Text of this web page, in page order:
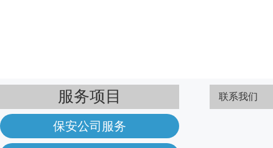
服务项目
保安公司服务
联系我们